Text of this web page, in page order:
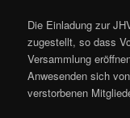
Die Einladung zur
zugestellt, so dass
Versammlung
Anwesenden sich
verstorbenen